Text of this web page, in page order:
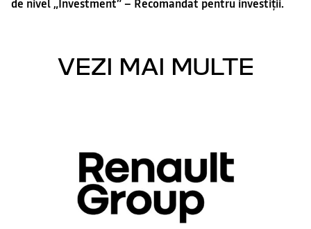
de nivel „Investment” – Recomandat pentru investiții.
VEZI MAI MULTE